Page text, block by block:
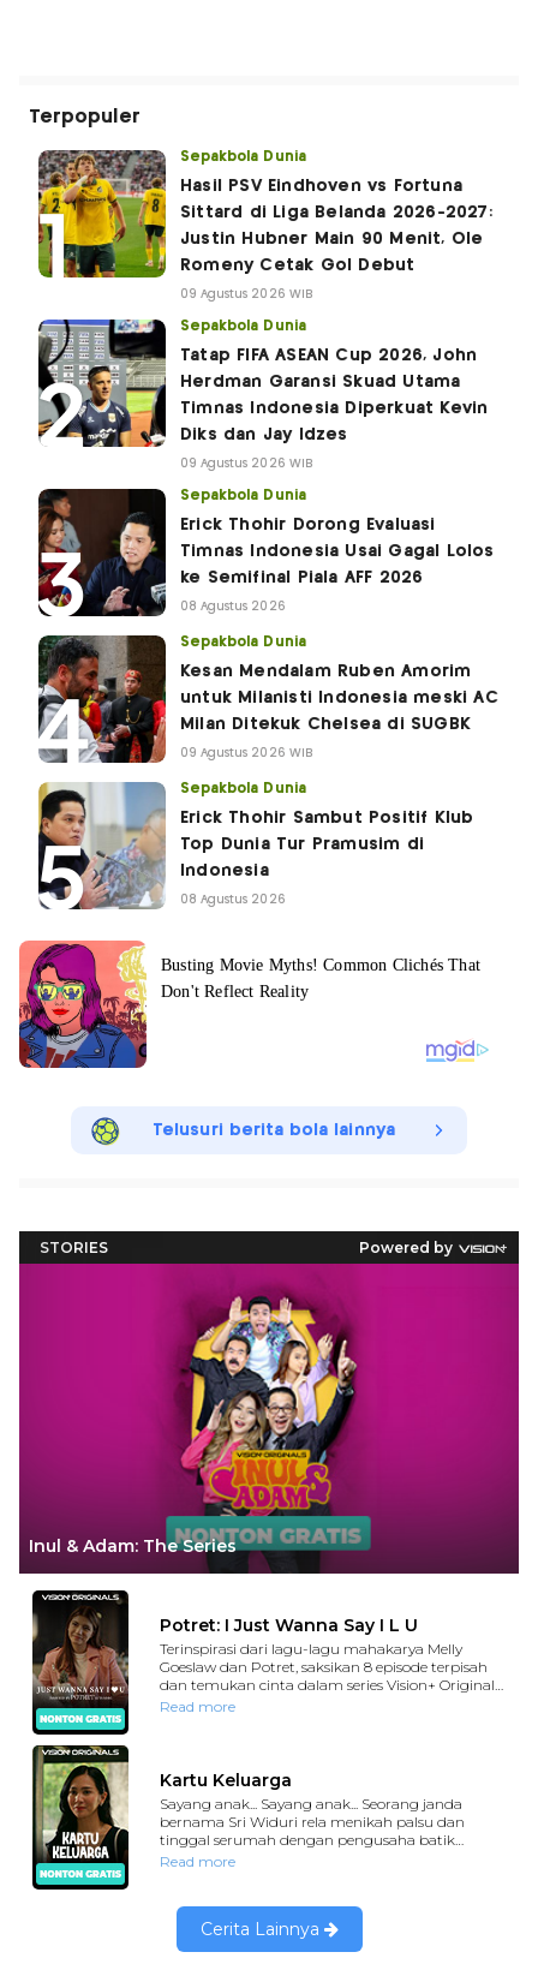
Terpopuler
Sepakbola Dunia
Hasil PSV Eindhoven vs Fortuna
Sittard di Liga Belanda 2026-2027:
Justin Hubner Main 90 Menit, Ole
Romeny Cetak Gol Debut
09 Agustus 2026 WIB
Sepakbola Dunia
Tatap FIFA ASEAN Cup 2026, John
Herdman Garansi Skuad Utama
Timnas Indonesia Diperkuat Kevin
Diks dan Jay Idzes
09 Agustus 2026 WIB
Sepakbola Dunia
Erick Thohir Dorong Evaluasi
Timnas Indonesia Usai Gagal Lolos
ke Semifinal Piala AFF 2026
08 Agustus 2026
Sepakbola Dunia
Kesan Mendalam Ruben Amorim
untuk Milanisti Indonesia meski AC
Milan Ditekuk Chelsea di SUGBK
09 Agustus 2026 WIB
Sepakbola Dunia
Erick Thohir Sambut Positif Klub
Top Dunia Tur Pramusim di
Indonesia
08 Agustus 2026
Telusuri berita bola lainnya